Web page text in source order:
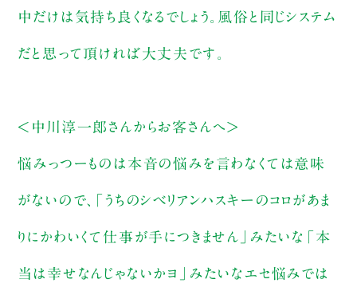
中だけは気持ち良くなるでしょう。風俗と同じシステム
だと思って頂ければ大丈夫です。
＜中川淳一郎さんからお客さんへ＞
悩みっつーものは本音の悩みを言わなくては意味
がないので、「うちのシベリアンハスキーのコロがあま
りにかわいくて仕事が手につきません」みたいな「本
当は幸せなんじゃないかヨ」みたいなエセ悩みでは